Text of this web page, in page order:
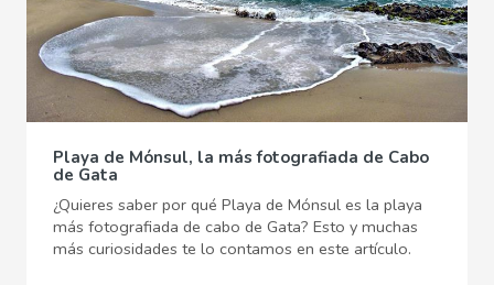
Playa de Mónsul, la más fotografiada de Cabo
de Gata
¿Quieres saber por qué Playa de Mónsul es la playa
más fotografiada de cabo de Gata? Esto y muchas
más curiosidades te lo contamos en este artículo.